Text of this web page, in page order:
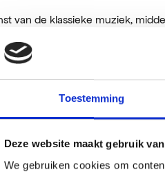
Toestemming
Deze website maakt gebruik
We gebruiken cookies om
van de klassieke muziek,
toegankelijkheid.